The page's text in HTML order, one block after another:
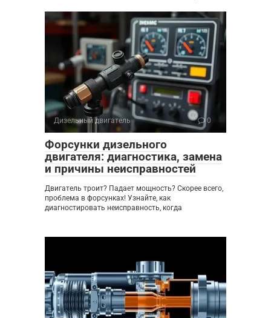
Дизельный двигатель 0
Форсунки дизельного
двигателя: диагностика, замена
и причины неисправностей
Двигатель троит? Падает мощность? Скорее всего,
проблема в форсунках! Узнайте, как
диагностировать неисправность, когда